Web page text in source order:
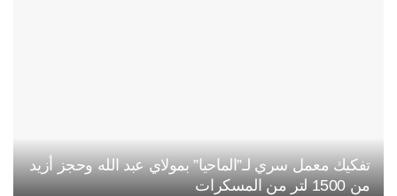
تفكيك معمل سري لـ”الماحيا” بمولاي عبد الله وحجز أزيد
من 1500 لتر من المسكرات